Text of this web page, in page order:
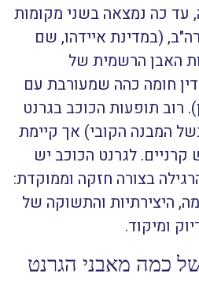
עד כה נמצאה בשני מקומות
(במדינת איידהו, שם
האבן הרשמית של
חומה כהה שמעורבת עם
רוב תופעות הכוכב בגרנט
המבנה הקובי) אך קיימת
לגרנט הכוכב יש
בצורה חזקה וממוקדת:
היצירתיות והתשוקה של
ומיקוד.
כמה מאבני הגרנט